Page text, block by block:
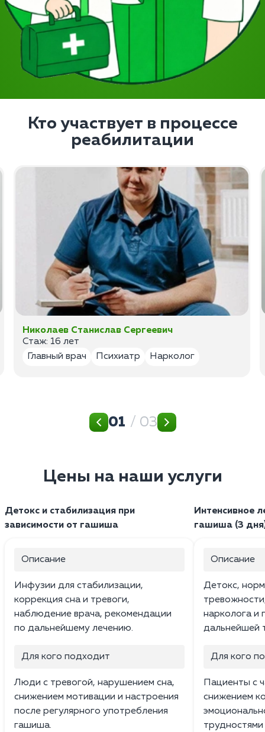
Кто участвует в процессе
реабилитации
Николаев Станислав Сергеевич
Стаж: 16 лет
Главный врач
Психиатр Нарколог
01 / 03
Цены на наши услуги
Детокс и стабилизация при
зависимости от гашиша
Описание
Инфузии для стабилизации,
коррекция сна и тревоги,
наблюдение врача, рекомендации
по дальнейшему лечению.
Для кого подходит
Люди с тревогой, нарушением сна,
снижением мотивации и настроения
после регулярного употребления
гашиша.
Интенсивное
гашиша (3
Описание
Детокс,
нарколога и
дальнейшей
Для кого
Пациенты с
снижением